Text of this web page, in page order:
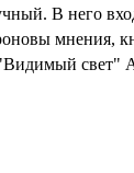
В него
мнения,
свет"